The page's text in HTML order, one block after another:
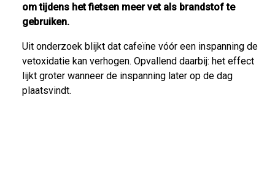
om tijdens het fietsen meer vet als brandstof te
gebruiken.
Uit onderzoek blijkt dat cafeïne vóór een inspanning de
vetoxidatie kan verhogen. Opvallend daarbij: het effect
lijkt groter wanneer de inspanning later op de dag
plaatsvindt.